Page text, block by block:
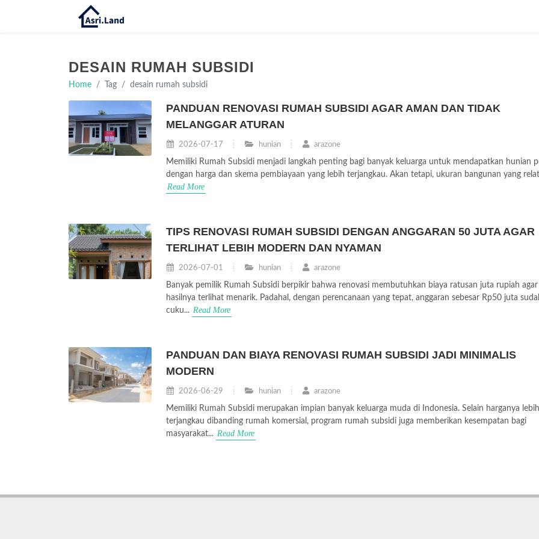
DESAIN RUMAH SUBSIDI
Home Tag desain rumah subsidi
PANDUAN RENOVASI RUMAH SUBSIDI AGAR AMAN DAN TIDAK
MELANGGAR ATURAN
2026-07-17 hunian arazone
Memiliki Rumah Subsidi menjadi langkah penting bagi banyak keluarga untuk mendapatkan hunian
dengan harga dan skema pembiayaan yang lebih terjangkau. Akan tetapi, ukuran bangunan yang
Read More
TIPS RENOVASI RUMAH SUBSIDI DENGAN ANGGARAN 50 JUTA AGAR
TERLIHAT LEBIH MODERN DAN NYAMAN
2026-07-01 hunian arazone
Banyak pemilik Rumah Subsidi berpikir bahwa renovasi membutuhkan biaya ratusan juta rupiah agar
hasilnya terlihat menarik. Padahal, dengan perencanaan yang tepat, anggaran sebesar Rp50 juta
cuku... Read More
PANDUAN DAN BIAYA RENOVASI RUMAH SUBSIDI JADI MINIMALIS
MODERN
2026-06-29 hunian arazone
Memiliki Rumah Subsidi merupakan impian banyak keluarga muda di Indonesia. Selain harganya lebih
terjangkau dibanding rumah komersial, program rumah subsidi juga memberikan kesempatan bagi
masyarakat... Read More